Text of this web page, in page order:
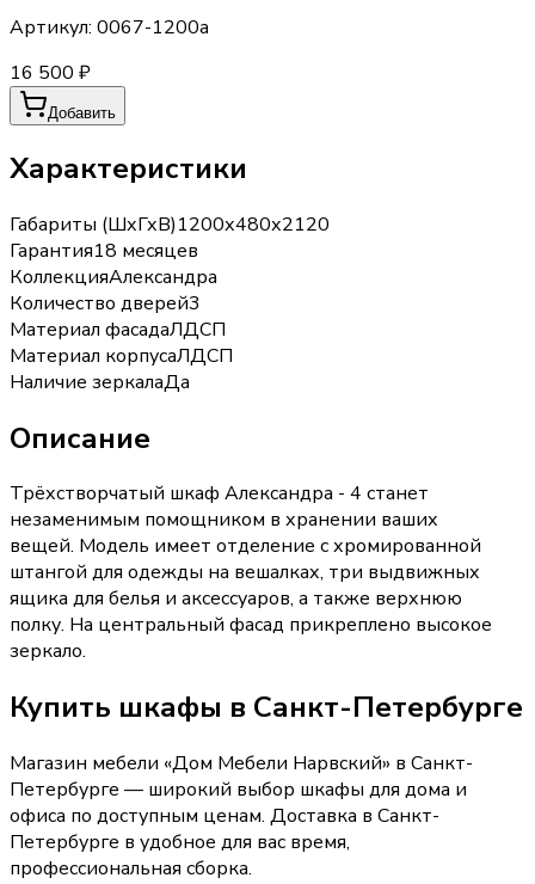
Артикул: 0067-1200а
16 500 ₽
Добавить
Характеристики
Габариты (ШхГхВ)1200х480х2120
Гарантия18 месяцев
КоллекцияАлександра
Количество дверей3
Материал фасадаЛДСП
Материал корпусаЛДСП
Наличие зеркалаДа
Описание
Трёхстворчатый шкаф Александра - 4 станет
незаменимым помощником в хранении ваших
вещей. Модель имеет отделение с хромированной
штангой для одежды на вешалках, три выдвижных
ящика для белья и аксессуаров, а также верхнюю
полку. На центральный фасад прикреплено высокое
зеркало.
Купить шкафы в Санкт-Петербурге
Магазин мебели «Дом Мебели Нарвский» в Санкт-
Петербурге — широкий выбор шкафы для дома и
офиса по доступным ценам. Доставка в Санкт-
Петербурге в удобное для вас время,
профессиональная сборка.